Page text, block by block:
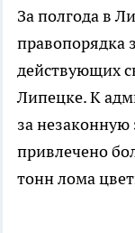
За полгода в
правопорядка
действующих
Липецке. К
за незаконную
привлечено
тонн лома